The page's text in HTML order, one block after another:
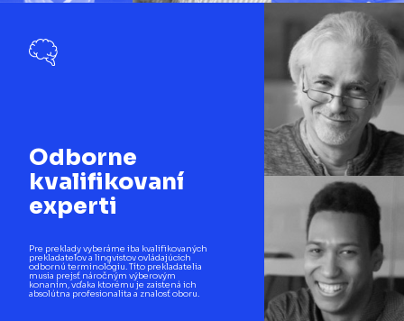
Odborne
kvalifikovaní
experti
Pre preklady vyberáme iba kvalifikovaných
prekladateľov a lingvistov ovládajúcich
odbornú terminológiu. Títo prekladatelia
musia prejsť náročným výberovým
konaním, vďaka ktorému je zaistená ich
absolútna profesionalita a znalosť oboru.